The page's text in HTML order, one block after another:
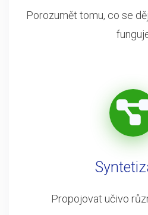
Porozumět tomu, co se
Propojovat učivo